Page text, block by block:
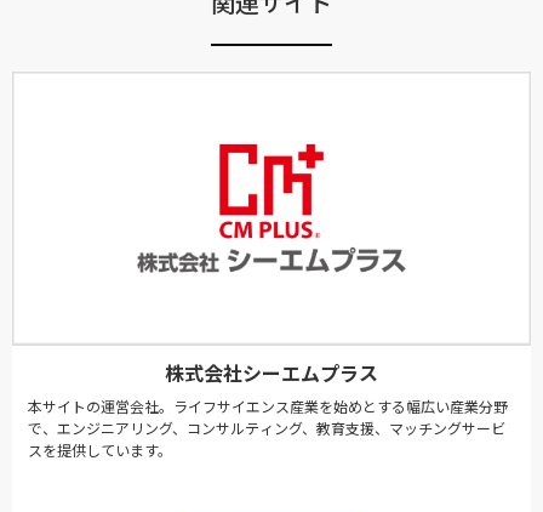
株式会社シーエムプラス
本サイトの運営会社。ライフサイエンス産業を始めとする幅広い産業分野
で、エンジニアリング、コンサルティング、教育支援、マッチングサービ
スを提供しています。